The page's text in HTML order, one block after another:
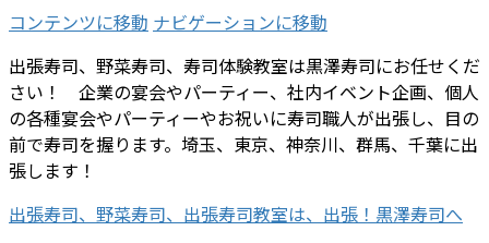
コンテンツに移動 ナビゲーションに移動
出張寿司、野菜寿司、寿司体験教室は黒澤寿司にお任せくだ
さい！ 企業の宴会やパーティー、社内イベント企画、個人
の各種宴会やパーティーやお祝いに寿司職人が出張し、目の
前で寿司を握ります。埼玉、東京、神奈川、群馬、千葉に出
張します！
出張寿司、野菜寿司、出張寿司教室は、出張！黒澤寿司へ